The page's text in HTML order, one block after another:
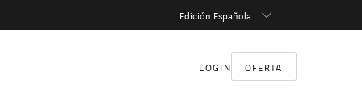
Edición Española
LOGIN OFERTA